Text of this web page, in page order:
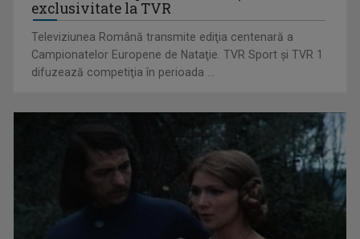
„Cerul” trupei Proconsul – a şasea cea mai votată piesă în
concursul „Cerbul ...
exclusivitate la TVR
Televiziunea Română transmite ediţia centenară a
Campionatelor Europene de Nataţie. TVR Sport şi TVR 1
difuzează competiţia în perioada ...